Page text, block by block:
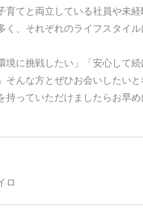
育てと両立している社員や未
く、それぞれのライフスタイ
境に挑戦したい」「安心して
そんな方とぜひお会いしたいと
持っていただけましたらお早
ロ